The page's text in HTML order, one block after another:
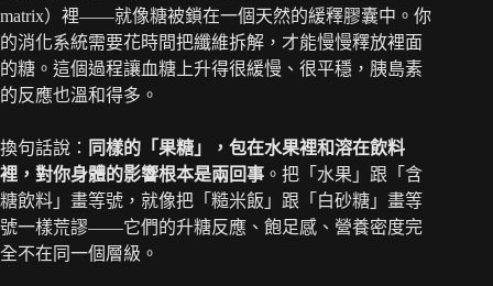
matrix）裡——就像糖被鎖在一個天然的緩釋膠囊中。你
的消化系統需要花時間把纖維拆解，才能慢慢釋放裡面
的糖。這個過程讓血糖上升得很緩慢、很平穩，胰島素
的反應也溫和得多。
換句話說： 同樣的「果糖」，包在水果裡和溶在飲料
裡，對你身體的影響根本是兩回事 。把「水果」跟「含
糖飲料」畫等號，就像把「糙米飯」跟「白砂糖」畫等
號一樣荒謬——它們的升糖反應、飽足感、營養密度完
全不在同一個層級。